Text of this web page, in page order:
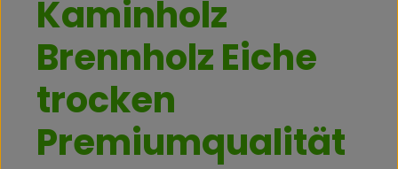
Kaminholz
Brennholz Eiche
trocken
Premiumqualität